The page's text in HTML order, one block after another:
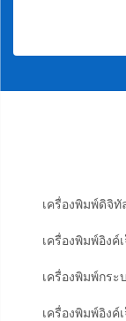
เครื่องพิมพ์ดิจิ
เครื่องพิมพ์อิงค์
เครื่องพิมพ์กระ
เครื่องพิมพ์อิงค์